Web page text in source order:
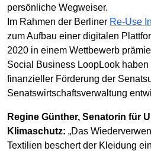
persönliche Wegweiser.
Im Rahmen der Berliner Re-Use
zum Aufbau einer digitalen
2020 in einem Wettbewerb
Social Business LoopLook
finanzieller Förderung der
Senatswirtschaftsverwaltung
Regine Günther, Senatorin für
Klimaschutz: „Das
Textilien beschert der Kleidung